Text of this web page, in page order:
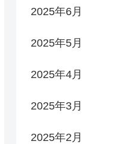
2025年6月
2025年5月
2025年4月
2025年3月
2025年2月